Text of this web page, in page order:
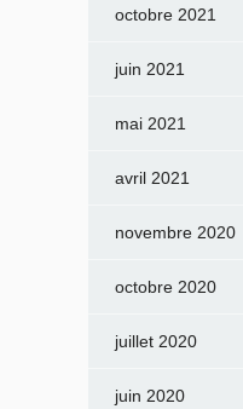
octobre 2021
juin 2021
mai 2021
avril 2021
novembre 2020
octobre 2020
juillet 2020
juin 2020